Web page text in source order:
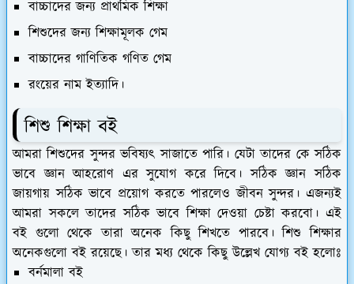
বাচ্চাদের জন্য প্রাথমিক শিক্ষা
শিশুদের জন্য শিক্ষামূলক গেম
বাচ্চাদের গাণিতিক গণিত গেম
রংয়ের নাম ইত্যাদি।
শিশু শিক্ষা বই
আমরা শিশুদের সুন্দর ভবিষ্যৎ সাজাতে পারি। যেটা তাদের কে সঠিক
ভাবে জ্ঞান আহরোণ এর সুযোগ করে দিবে। সঠিক জ্ঞান সঠিক
জায়গায় সঠিক ভাবে প্রয়োগ করতে পারলেও জীবন সুন্দর। এজন্যই
আমরা সকলে তাদের সঠিক ভাবে শিক্ষা দেওয়া চেষ্টা করবো। এই
বই গুলো থেকে তারা অনেক কিছু শিখতে পারবে। শিশু শিক্ষার
অনেকগুলো বই রয়েছে। তার মধ্য থেকে কিছু উল্লেখ যোগ্য বই হলোঃ
বর্নমালা বই